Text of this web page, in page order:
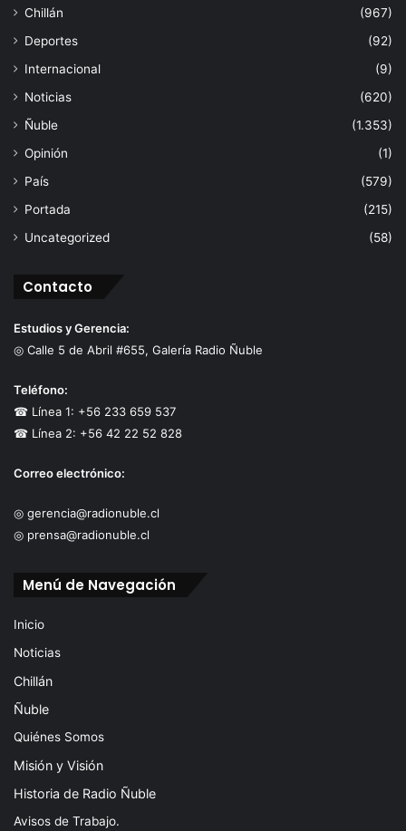
Chillán
(967)
Deportes
(92)
Internacional
(9)
Noticias
(620)
Ñuble
(1.353)
Opinión
(1)
País
(579)
Portada
(215)
Uncategorized
(58)
Contacto
Estudios y Gerencia:
◎ Calle 5 de Abril #655, Galería Radio Ñuble
Teléfono:
☎ Línea 1: +56 233 659 537
☎ Línea 2: +56 42 22 52 828
Correo electrónico:
◎ gerencia@radionuble.cl
◎ prensa@radionuble.cl
Menú de Navegación
Inicio
Noticias
Chillán
Ñuble
Quiénes Somos
Misión y Visión
Historia de Radio Ñuble
Avisos de Trabajo.